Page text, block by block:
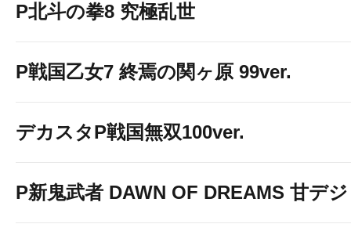
P北斗の拳8 究極乱世
P戦国乙女7 終焉の関ヶ原 99ver.
デカスタP戦国無双100ver.
P新鬼武者 DAWN OF DREAMS 甘デジ